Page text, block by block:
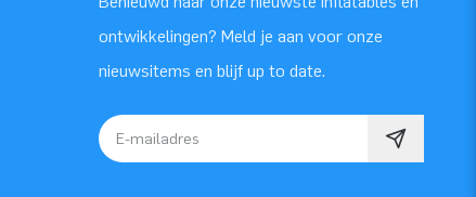
ontwikkelingen? Meld je aan voor onze
nieuwsitems en blijf up to date.
E-mailadres